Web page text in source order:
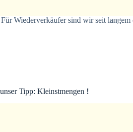
Für Wiederverkäufer sind wir seit
unser Tipp: Kleinstmengen !